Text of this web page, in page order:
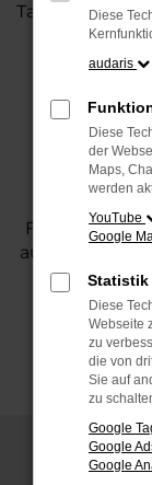
Tauchen Sie
sich von
Ihnen
und
aus der
Diese
audaris
Diese
der
Maps,
werden
YouTube
Google
Statistik
Diese
Webseite
zu
die von
Sie auf
zu
Google
Google
Google